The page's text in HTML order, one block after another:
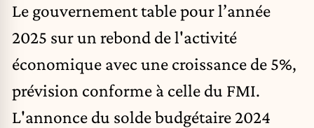
Le gouvernement table pour l’année
2025 sur un rebond de l'activité
économique avec une croissance de 5%,
prévision conforme à celle du FMI.
L'annonce du solde budgétaire 2024